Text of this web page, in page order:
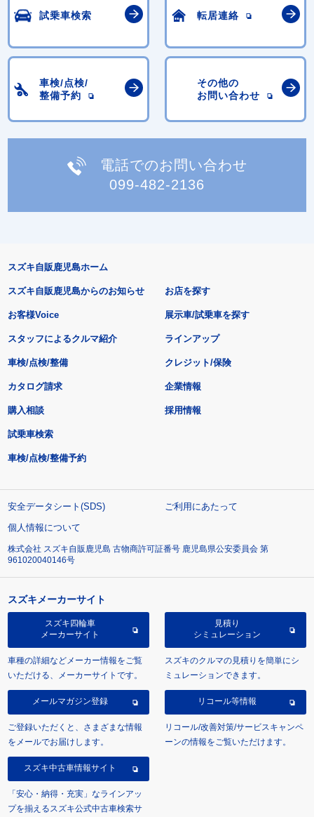
試乗車検索 転居連絡
車検/点検/
整備予約
その他の
お問い合わせ
電話でのお問い合わせ
099-482-2136
スズキ自販鹿児島ホーム
スズキ自販鹿児島からのお知らせ
お客様Voice
スタッフによるクルマ紹介
お店を探す
展示車/試乗車を探す
ラインアップ
車検/点検/整備 クレジット/保険
カタログ請求
購入相談
試乗車検索
車検/点検/整備予約
企業情報
採用情報
安全データシート(SDS)
ご利用にあたって
個人情報について
株式会社 スズキ自販鹿児島 古物商許可証番号 鹿児島県公安委員会 第
961020040146号
スズキメーカーサイト
スズキ四輪車
メーカーサイト
車種の詳細などメーカー情報をご覧
いただける、メーカーサイトです。
見積り
シミュレーション
スズキのクルマの見積りを簡単にシ
ミュレーションできます。
メールマガジン登録
ご登録いただくと、さまざまな情報
をメールでお届けします。
リコール等情報
リコール/改善対策/サービスキャンペ
ーンの情報をご覧いただけます。
スズキ中古車情報サイト
「安心・納得・充実」なラインアッ
プを揃えるスズキ公式中古車検索サ